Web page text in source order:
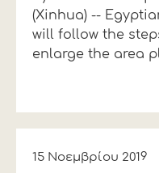
(Xinhua) --
will follow the
enlarge the area
15 Νοεμβρίου 2019